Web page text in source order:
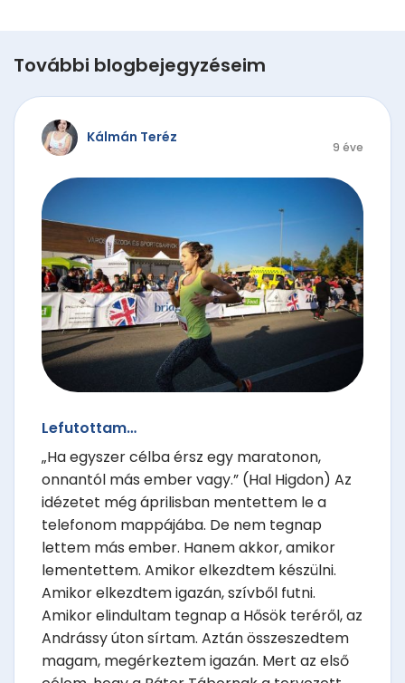
További blogbejegyzéseim
Kálmán Teréz
9 éve
Lefutottam…
„Ha egyszer célba érsz egy maratonon,
onnantól más ember vagy.” (Hal Higdon) Az
idézetet még áprilisban mentettem le a
telefonom mappájába. De nem tegnap
lettem más ember. Hanem akkor, amikor
lementettem. Amikor elkezdtem készülni.
Amikor elkezdtem igazán, szívből futni.
Amikor elindultam tegnap a Hősök teréről, az
Andrássy úton sírtam. Aztán összeszedtem
magam, megérkeztem igazán. Mert az első